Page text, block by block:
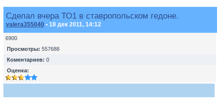
Сделал вчера ТО1 в ставропольском гедоне.
valera355040 • 18 дек 2011, 14:12
6900
Просмотры: 557688
Коментариев: 0
Оценка: